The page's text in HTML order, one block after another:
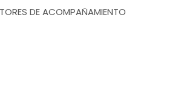
DE ACOMPAÑAMIENTO